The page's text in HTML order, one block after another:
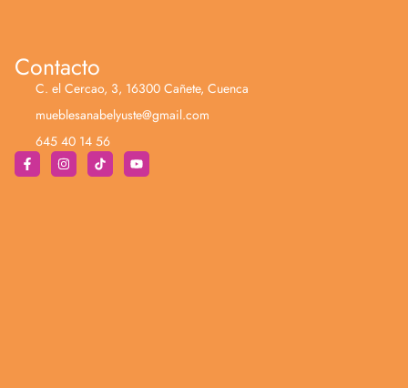
Contacto
C. el Cercao, 3, 16300 Cañete, Cuenca
mueblesanabelyuste@gmail.com
645 40 14 56